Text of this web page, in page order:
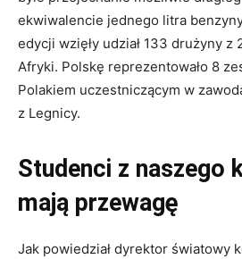
ekwiwalencie jednego litra
edycji wzięły udział 133 drużyny z
Afryki. Polskę reprezentowało 8
Polakiem uczestniczącym w
z Legnicy.
Studenci z naszego
mają przewagę
Jak powiedział dyrektor światowy